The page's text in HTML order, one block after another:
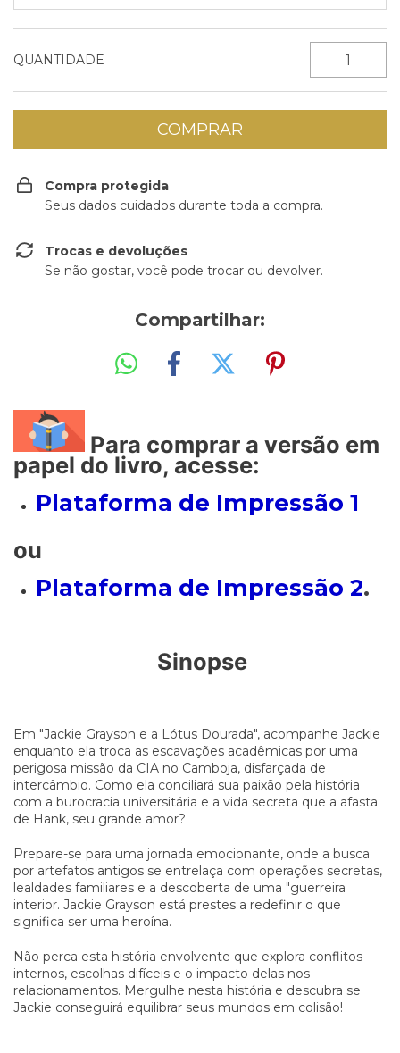
QUANTIDADE
Compra protegida
Seus dados cuidados durante toda a compra.
Trocas e devoluções
Se não gostar, você pode trocar ou devolver.
Compartilhar:
Para comprar a versão em
papel do livro, acesse:
Plataforma de Impressão 1
ou
Plataforma de Impressão 2.
Sinopse
Em "Jackie Grayson e a Lótus Dourada", acompanhe Jackie
enquanto ela troca as escavações acadêmicas por uma
perigosa missão da CIA no Camboja, disfarçada de
intercâmbio. Como ela conciliará sua paixão pela história
com a burocracia universitária e a vida secreta que a afasta
de Hank, seu grande amor?
Prepare-se para uma jornada emocionante, onde a busca
por artefatos antigos se entrelaça com operações secretas,
lealdades familiares e a descoberta de uma "guerreira
interior. Jackie Grayson está prestes a redefinir o que
significa ser uma heroína.
Não perca esta história envolvente que explora conflitos
internos, escolhas difíceis e o impacto delas nos
relacionamentos. Mergulhe nesta história e descubra se
Jackie conseguirá equilibrar seus mundos em colisão!